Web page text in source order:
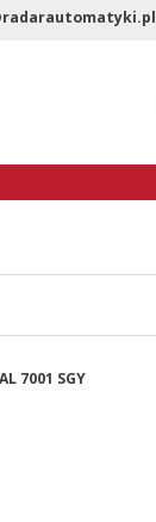
7001 SGY